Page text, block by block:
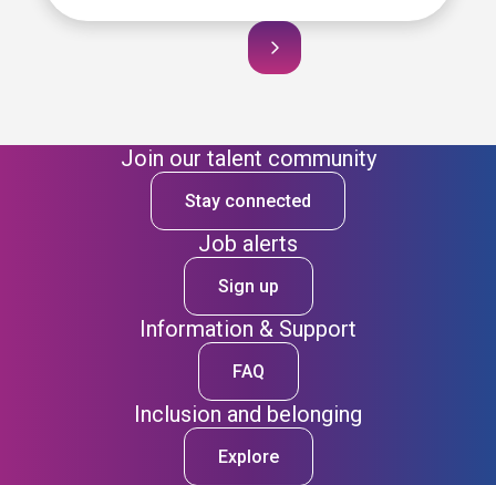
Join our talent community
Stay connected
Job alerts
Sign up
Information & Support
FAQ
Inclusion and belonging
Explore